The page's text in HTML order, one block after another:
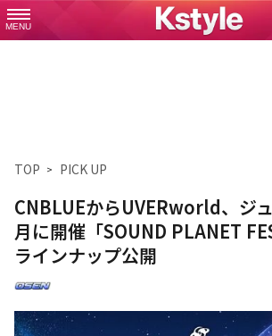
MENU
TOP PICK UP
CNBLUEからUVERworld、ジ
月に開催「SOUND PLANET
ラインナップ公開